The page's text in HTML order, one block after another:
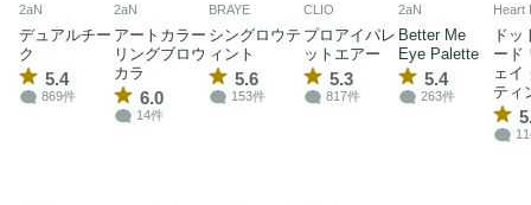
2aN
デュアルチー
ク
5.4
869件
2aN
アートカラー
リングブロウ
カラ
6.0
14件
BRAYE
シングロウテ
ィント
5.6
153件
CLIO
プロアイパレ
ットエアー
5.3
817件
2aN
Better Me
Eye Palette
5.4
263件
Heart
ドッ
ード
ェイ
ティ